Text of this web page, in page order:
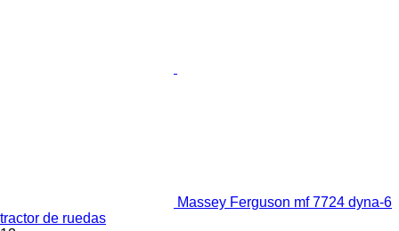
Massey Ferguson mf 7724 dyna-6
tractor de ruedas